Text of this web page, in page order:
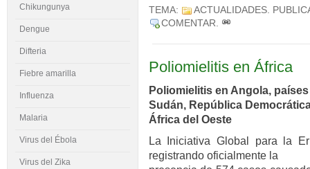
TEMA: ACTUALIDADES.
COMENTAR.
Poliomielitis en África
Poliomielitis en Angola,
Sudán, República
África del Oeste
La Iniciativa Global para la
registrando oficialmente la
Chikungunya
Dengue
Difteria
Fiebre amarilla
Influenza
Malaria
Virus del Ébola
Virus del Zika